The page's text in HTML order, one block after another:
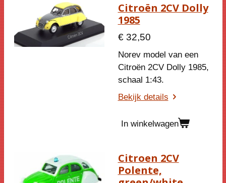
Citroën 2CV Dolly
1985
€ 32,50
Norev model van een
Citroën 2CV Dolly 1985,
schaal 1:43.
Bekijk details
In winkelwagen
Citroen 2CV
Polente,